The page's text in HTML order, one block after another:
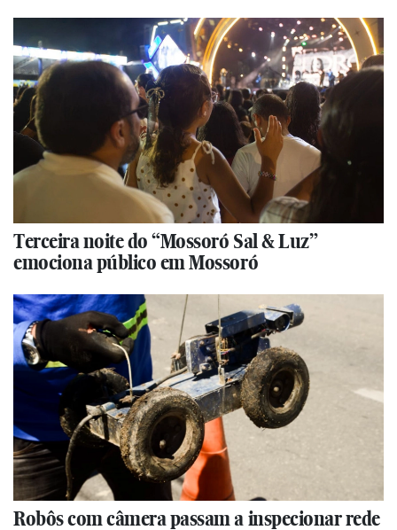
Terceira noite do “Mossoró Sal & Luz”
emociona público em Mossoró
Robôs com câmera passam a inspecionar rede